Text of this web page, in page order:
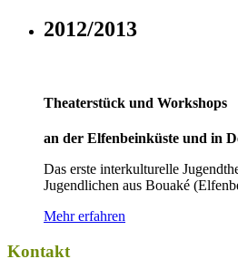
2012/2013
Theaterstück und Workshops
an der Elfenbeinküste und in
Das erste interkulturelle
Jugendlichen aus Bouaké
Mehr erfahren
Kontakt